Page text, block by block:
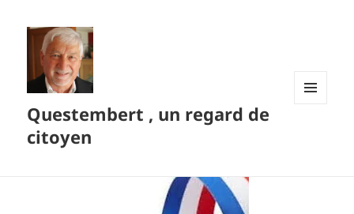
Questembert , un regard de
citoyen